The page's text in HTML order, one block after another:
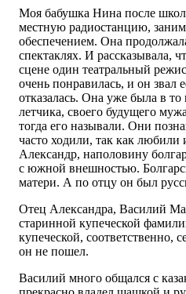
Моя бабушка Нина после
местную радиостанцию,
обеспечением. Она
спектаклях. И рассказывала,
сцене один театральный
очень понравилась, и он звал
отказалась. Она уже была в
летчика, своего будущего
тогда его называли. Они
часто ходили, так как любили
Александр, наполовину
с южной внешностью.
матери. А по отцу он был
Отец Александра, Василий
старинной купеческой
купеческой, соответственно,
он не пошел.
Василий много общался с